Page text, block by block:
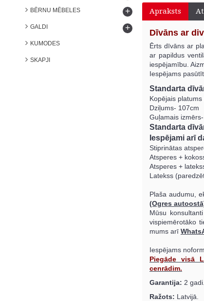
BĒRNU MĒBELES +
GALDI +
KUMODES
SKAPJI
Apraksts
Dīvāns ar
Ērts dīvāns ar
ar papildus
iespējamību.
Iespējams
Standarta
Kopējais
Dziļums- 107cm
Guļamais
Standarta
Iespējami arī
Stiprinātas
Atsperes +
Atsperes +
Latekss
Plaša audumu,
(Ogres
Mūsu
vispiemērotāko
mums arī
Iespējams
Piegāde visā
cenrādim.
Garantija: 2 gadi.
Ražots: Latvijā.